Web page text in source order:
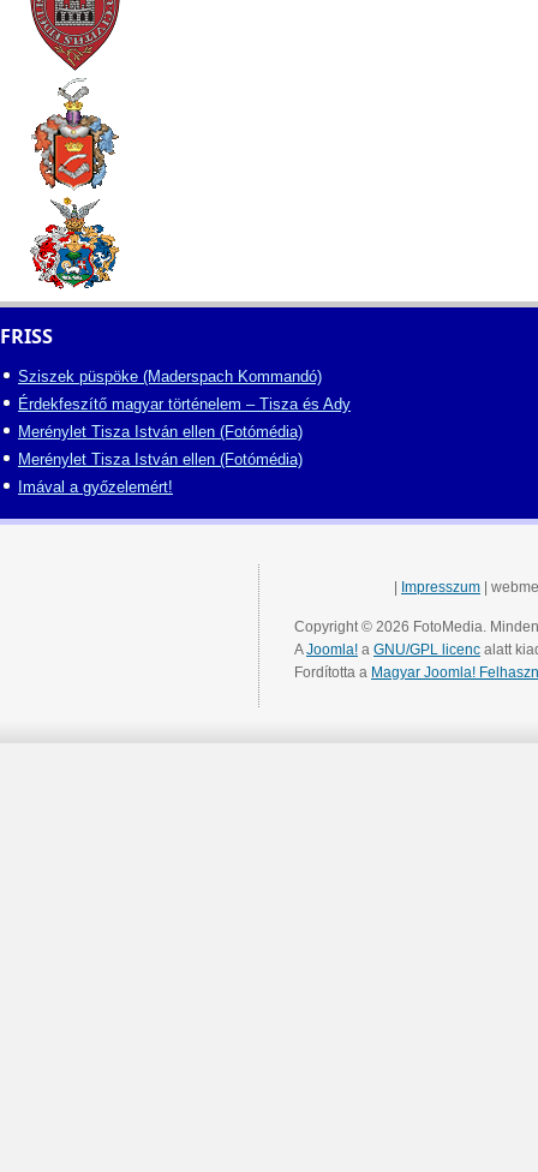
FRISS
Sziszek püspöke (Maderspach Kommandó)
Érdekfeszítő magyar történelem – Tisza és Ady
Merénylet Tisza István ellen (Fotómédia)
Merénylet Tisza István ellen (Fotómédia)
Imával a győzelemért!
Impresszum |
Copyright © 2026 FotoMedia.
AJoomla! a GNU/GPL licenc alatt
Fordította a Magyar Joomla!